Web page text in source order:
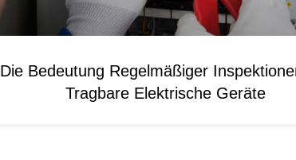
Die Bedeutung Regelmäßiger
Tragbare Elektrische Geräte